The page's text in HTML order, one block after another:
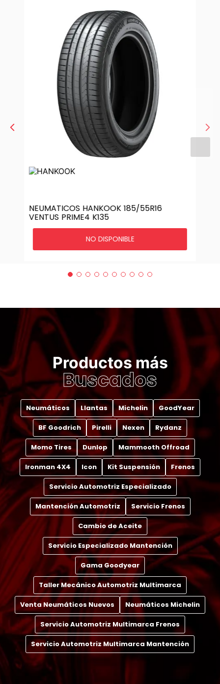
NEUMATICOS HANKOOK 185/55R16
VENTUS PRIME4 K135
NO DISPONIBLE
Productos más
Buscados
Neumáticos Llantas Michelin GoodYear
BF Goodrich Pirelli Nexen Rydanz
Momo Tires Dunlop Mammooth Offroad
Ironman 4X4 Icon Kit Suspensión Frenos
Servicio Automotriz Especializado
Mantención Automotriz Servicio Frenos
Cambio de Aceite
Servicio Especializado Mantención
Gama Goodyear
Taller Mecánico Automotriz Multimarca
Venta Neumáticos Nuevos Neumáticos Michelin
Servicio Automotriz Multimarca Frenos
Servicio Automotriz Multimarca Mantención